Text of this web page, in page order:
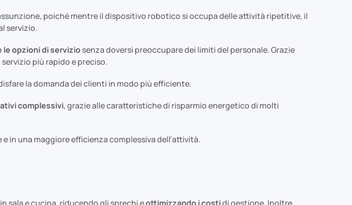
poiché mentre il dispositivo robotico si occupa delle attività ripetitive, il
servizio.
le opzioni di serviziosenza doversi preoccupare dei limiti del personale. Grazie
più rapido e preciso.
la domanda dei clienti in modo più efficiente.
complessivi, grazie alle caratteristiche di risparmio energetico di molti
in una maggiore efficienza complessiva dell’attività.